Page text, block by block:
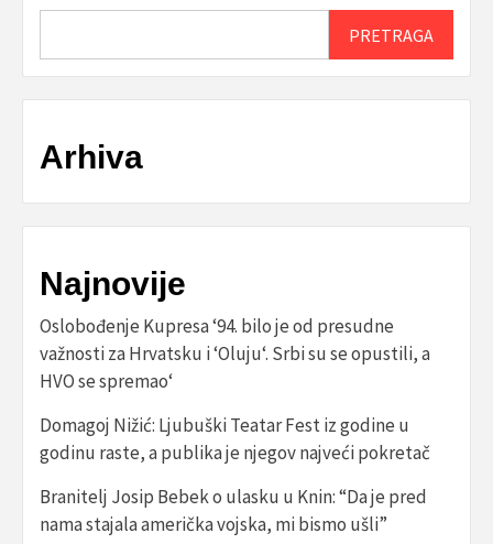
PRETRAGA
Arhiva
Najnovije
Oslobođenje Kupresa ‘94. bilo je od presudne
važnosti za Hrvatsku i ‘Oluju‘. Srbi su se opustili, a
HVO se spremao‘
Domagoj Nižić: Ljubuški Teatar Fest iz godine u
godinu raste, a publika je njegov najveći pokretač
Branitelj Josip Bebek o ulasku u Knin: “Da je pred
nama stajala američka vojska, mi bismo ušli”